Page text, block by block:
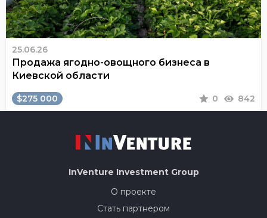
25.06.26
Продажа ягодно-овощного бизнеса в
Киевской области
$275 000 0 842
InVenture Investment Group
О проекте
Стать партнером